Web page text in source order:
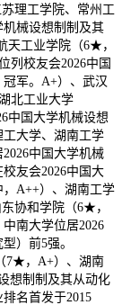
理工学院、常州工
机械设想制制及其
天工业学院（6★，
校友会2026中国
军。A+）、武汉
北工业大学
中国大学机械设想
大学、湖南工学
中国大学机械
友会2026中国大
A++）、湖南工学
协和学院（6★，
南大学位居2026
）前5强。
7★，A+）、湖南
想制制及其从动化
名首发于2015